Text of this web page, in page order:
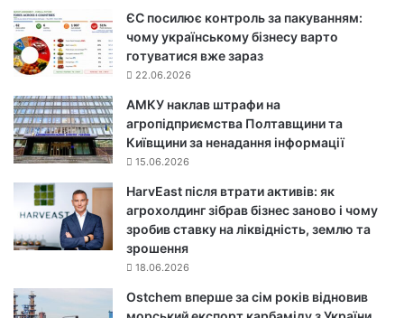
ЄС посилює контроль за пакуванням:
чому українському бізнесу варто
готуватися вже зараз
22.06.2026
АМКУ наклав штрафи на
агропідприємства Полтавщини та
Київщини за ненадання інформації
15.06.2026
HarvEast після втрати активів: як
агрохолдинг зібрав бізнес заново і чому
зробив ставку на ліквідність, землю та
зрошення
18.06.2026
Ostchem вперше за сім років відновив